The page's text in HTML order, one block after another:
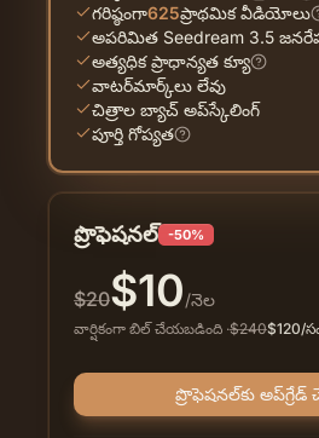
ప్రొఫెషనల్ -50%
$20$10/నెల
వార్షికంగా బిల్ చేయబడింది ·$240$120/
ప్రొఫెషనల్‌కు
గరిష్ఠంగా625ప్రాథమిక వీడియోలు
అపరిమిత Seedream 3.5
అత్యధిక ప్రాధాన్యత క్యూ
వాటర్‌మార్క్‌లు లేవు
చిత్రాల బ్యాచ్ అప్‌స్కేలింగ్
పూర్తి గోప్యత